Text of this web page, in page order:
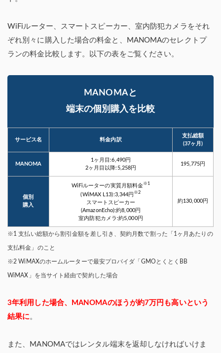
WiFiルーター、スマートスピーカー、室内防犯カメラをそれ
ぞれ別々に購入した場合の料金と、MANOMAのセレクトプ
ランの料金比較します。以下の表をご覧ください。
MANOMAと
端末の個別購入を比較
サービス名 料金内訳
支払総額
(37ヶ月)
MANOMA
1ヶ月目:6,490円
2ヶ月目以降:5,258円
195,775円
個別
購入
WiFiルーターの実質月額料金※1
(WiMAX L13):3,344円 ※2
スマートスピーカー
(AmazonEcho):約8,000円
室内防犯カメラ:約5,000円
約130,000円
※1 支払い総額から割引金額を差し引き、契約月数で割った「1ヶ月あたりの
支払料金」のこと
※2 WiMAXのホームルーターで最安プロバイダ「GMOとくとくBB
WiMAX」を当サイト経由で契約した場合
3年利用した場合、MANOMAのほうが約7万円も高いという
結果に 。
また、MANOMAではレンタル端末を返却しなければいけま